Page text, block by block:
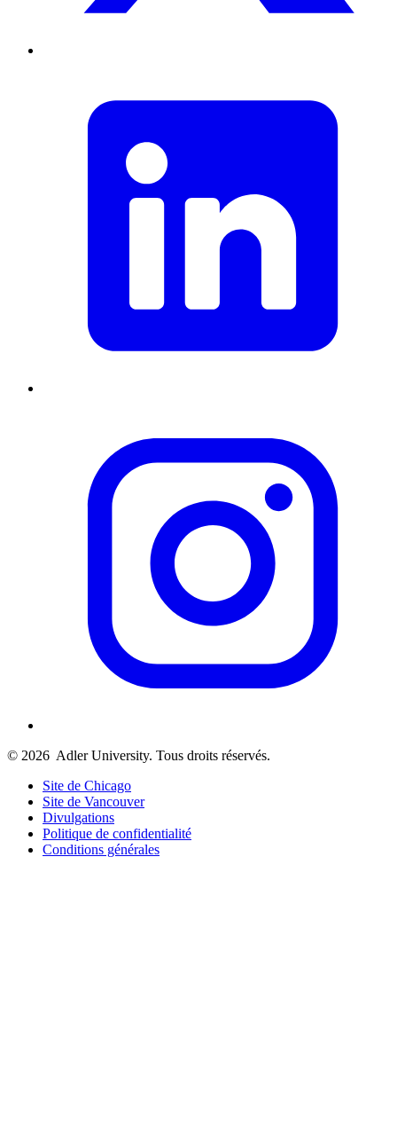
© 2026 Adler University. Tous droits réservés.
Site de Chicago
Site de Vancouver
Divulgations
Politique de confidentialité
Conditions générales